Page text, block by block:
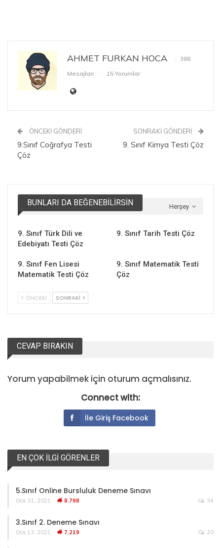
AHMET FURKAN HOCA
388
Mesajları
15 Yorumlar
ÖNCEKI GÖNDERI
9.Sınıf Coğrafya Testi
Çöz
SONRAKI GÖNDERI
9. Sınıf Kimya Testi Çöz
Herşey
BUNLARI DA BEĞENEBILIRSIN
9. Sınıf Türk Dili ve
Edebiyatı Testi Çöz
9. Sınıf Tarih Testi Çöz
9. Sınıf Fen Lisesi
Matematik Testi Çöz
9. Sınıf Matematik Testi
Çöz
ÖNCEKI SONRAKI
CEVAP BIRAKIN
Yorum yapabilmek için oturum açmalısınız.
Connect with:
İle Giriş Facebook
EN ÇOK İLGI GÖRENLER
5.Sınıf Online Bursluluk Deneme Sınavı
Oca 31, 2021 8.798 34
3.Sınıf 2. Deneme Sınavı
Oca 13, 2021 7.219 20